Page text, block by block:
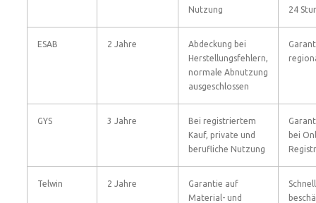
Nutzung
24
ESAB 2 Jahre
Abdeckung bei
Herstellungsfehlern,
normale Abnutzung
ausgeschlossen
GYS 3 Jahre
Bei registriertem
Kauf, private und
berufliche Nutzung
bei
Telwin 2 Jahre
Garantie auf
Material- und